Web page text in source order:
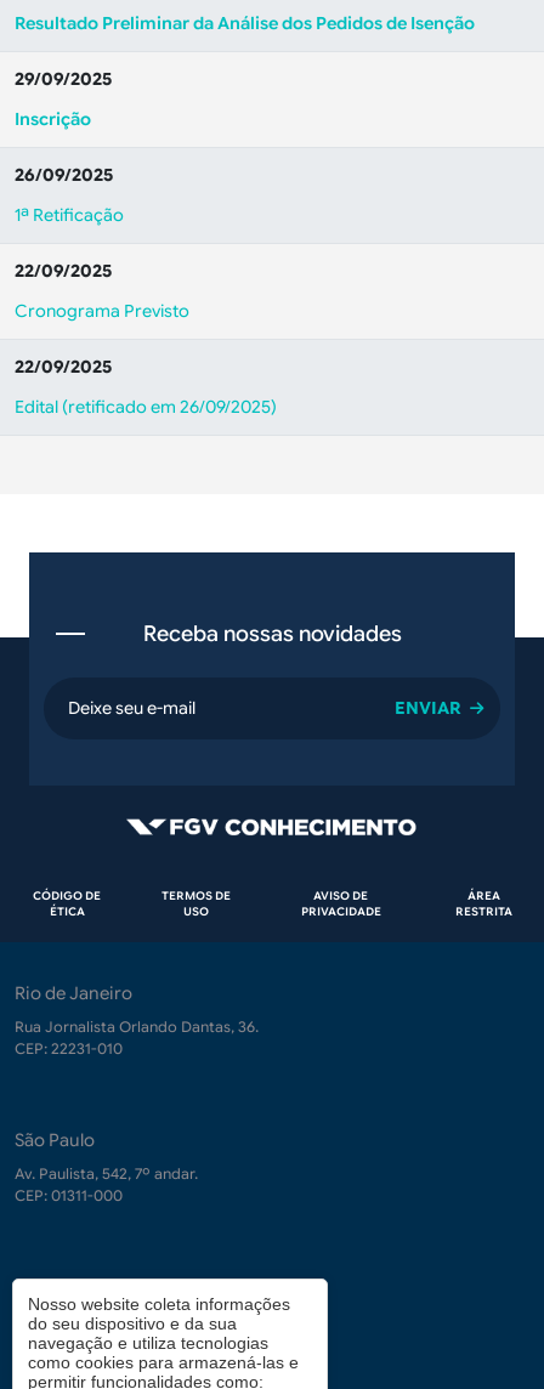
Resultado Preliminar da Análise dos Pedidos de Isenção
29/09/2025
Inscrição
26/09/2025
1ª Retificação
22/09/2025
Cronograma Previsto
22/09/2025
Edital (retificado em 26/09/2025)
Receba nossas novidades
email
Rodapé
CÓDIGO DE
ÉTICA
TERMOS DE
USO
AVISO DE
PRIVACIDADE
ÁREA
RESTRITA
Rio de Janeiro
Rua Jornalista Orlando Dantas, 36.
CEP: 22231-010
São Paulo
Av. Paulista, 542, 7º andar.
CEP: 01311-000
Contrate-nos
demanda.conhecimento@fgv.br
+ 55 (21) 3799-6066
Nosso website coleta informações
do seu dispositivo e da sua
navegação e utiliza tecnologias
como cookies para armazená-las e
permitir funcionalidades como: